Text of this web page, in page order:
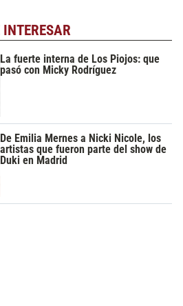
La fuerte interna de Los Piojos: que
pasó con Micky Rodríguez
De Emilia Mernes a Nicki Nicole, los
artistas que fueron parte del show de
Duki en Madrid